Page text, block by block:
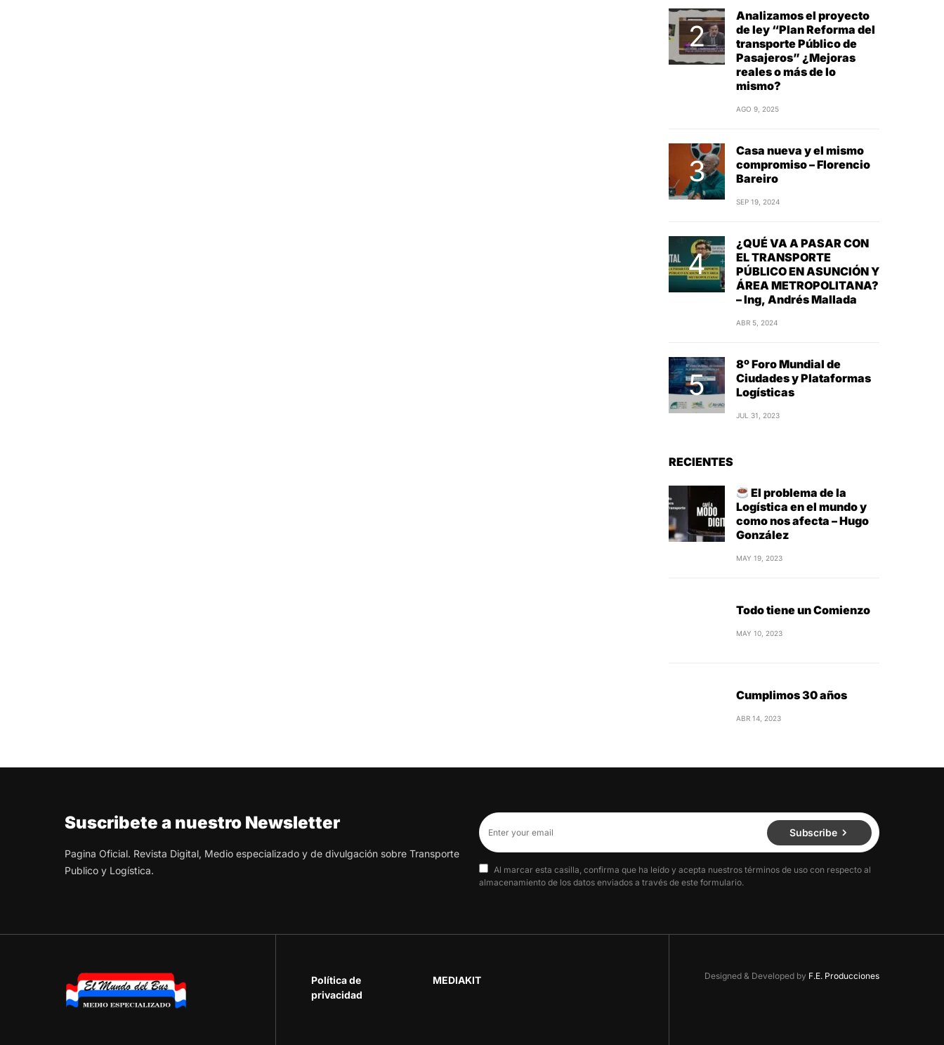
Analizamos el proyecto
de ley “Plan Reforma del
transporte Público de
Pasajeros” ¿Mejoras
reales o más de lo
mismo?
AGO 9, 2025
Casa nueva y el mismo
compromiso – Florencio
Bareiro
SEP 19, 2024
¿QUÉ VA A PASAR CON
EL TRANSPORTE
PÚBLICO EN ASUNCIÓN Y
ÁREA METROPOLITANA?
– Ing, Andrés Mallada
ABR 5, 2024
8º Foro Mundial de
Ciudades y Plataformas
Logísticas
JUL 31, 2023
RECIENTES
El problema de la
Logística en el mundo y
como nos afecta – Hugo
González
MAY 19, 2023
Todo tiene un Comienzo
MAY 10, 2023
Cumplimos 30 años
ABR 14, 2023
Suscribete a nuestro Newsletter
Pagina Oficial. Revista Digital, Medio especializado y de divulgación sobre Transporte
Publico y Logística.
Subscribe
Al marcar esta casilla, confirma que ha leído y acepta nuestros términos de uso con respecto al
almacenamiento de los datos enviados a través de este formulario.
Política de
privacidad
MEDIAKIT Designed & Developed by F.E. Producciones